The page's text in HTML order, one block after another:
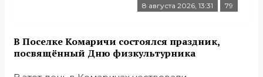
8 августа 2026, 13:31 79
В Поселке Комаричи состоялся праздник,
посвящённый Дню физкультурника